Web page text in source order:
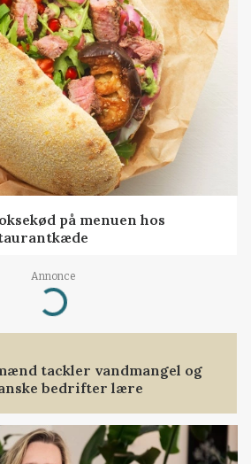
på menuen hos
Annonce
Loading...
tackler vandmangel og
bedrifter lære